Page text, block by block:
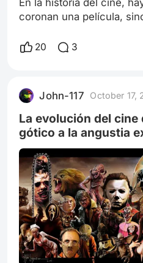
coronan una película,
Sergio Leone, esa
dólar”, conformada
de dólares (1964) y Por
(1965). Este clímax,
20 3
John-117 October 17,
La evolución del
gótico a la angustia
contemporánea